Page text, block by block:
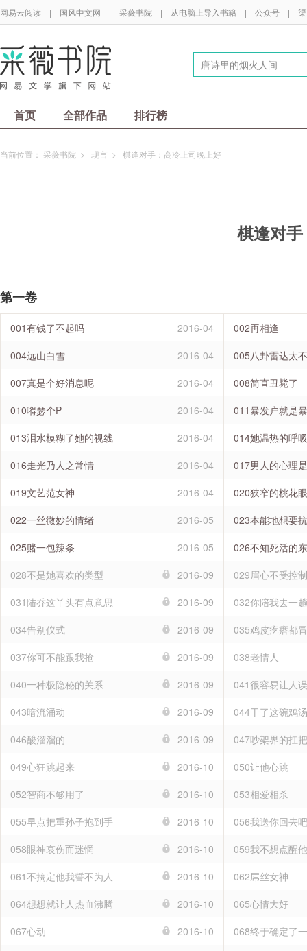
网易云阅读 | 国风中文网 | 采薇书院 | 从电脑上导入书籍 | 公众号 |
首页 全部作品 排行榜
当前位置： 采薇书院 > 现言 > 棋逢对手：高冷上司晚上好
棋逢对
第一卷
001有钱了不起吗 2016-04
002再相逢
004远山白雪
2016-04
005八卦雷达太
007真是个好消息呢
2016-04
008简直丑毙了
010嘚瑟个P
2016-04
011暴发户就是
013泪水模糊了她的视线
2016-04
014她温热的呼
016走光乃人之常情
2016-04
017男人的心理
019文艺范女神
2016-04
020狭窄的桃花眼
022一丝微妙的情绪
2016-05
023本能地想要
025赌一包辣条
2016-05
026不知死活的
028不是她喜欢的类型
2016-09
029眉心不受控
031陆乔这丫头有点意思
2016-09
032你陪我去一趟
034告别仪式
2016-09
035鸡皮疙瘩都
037你可不能跟我抢
2016-09
038老情人
040一种极隐秘的关系
2016-09
041很容易让人
043暗流涌动
2016-09
044干了这碗鸡汤
046酸溜溜的
2016-09
047吵架界的扛
049心狂跳起来
2016-10
050让他心跳
052智商不够用了
2016-10
053相爱相杀
055早点把重孙子抱到手
2016-10
056我送你回去吧
058眼神哀伤而迷惘
2016-10
059我不想点醒他
061不搞定他我誓不为人
2016-10
062屌丝女神
064想想就让人热血沸腾
2016-10
065心情大好
067心动
2016-10
068终于确定了